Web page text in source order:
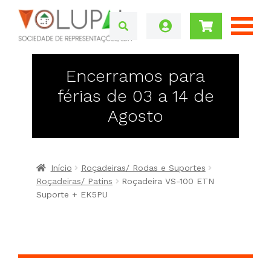
Encerramos para
férias de 03 a 14 de
Agosto
Início
Roçadeiras/ Rodas e Suportes
Roçadeiras/ Patins
Roçadeira VS-100 ETN
Suporte + EK5PU